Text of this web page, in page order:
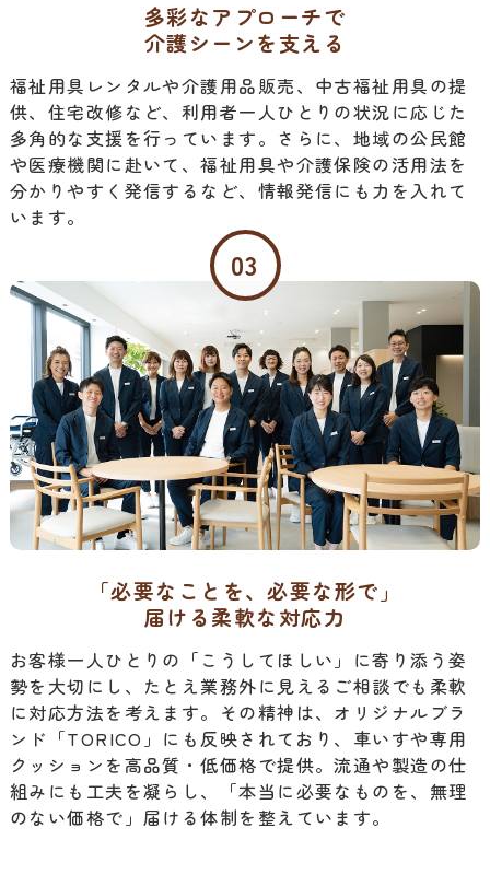
福祉用具レンタルや介護用品販売、中古福祉用具の提
供、住宅改修など、利用者一人ひとりの状況に応じた
多角的な支援を行っています。さらに、地域の公民館
や医療機関に赴いて、福祉用具や介護保険の活用法を
分かりやすく発信するなど、情報発信にも力を入れて
います。
03
「必要なことを、必要な形で」
届ける柔軟な対応力
お客様一人ひとりの「こうしてほしい」に寄り添う姿
勢を大切にし、たとえ業務外に見えるご相談でも柔軟
に対応方法を考えます。その精神は、オリジナルブラ
ンド「TORICO」にも反映されており、車いすや専用
クッションを高品質・低価格で提供。流通や製造の仕
組みにも工夫を凝らし、「本当に必要なものを、無理
のない価格で」届ける体制を整えています。